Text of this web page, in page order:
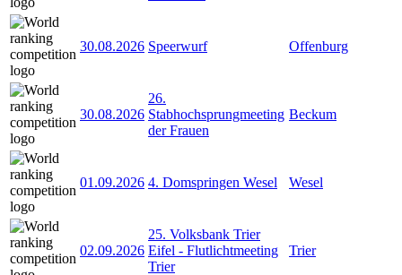
30.08.2026 Speerwurf Offenburg
30.08.2026
26.
Stabhochsprungmeeting
der Frauen
Beckum
01.09.2026 4. Domspringen Wesel Wesel
02.09.2026
25. Volksbank Trier
Eifel - Flutlichtmeeting
Trier
Trier